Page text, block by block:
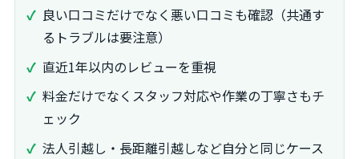
良い口コミだけでなく悪い口コミも確認（共通す
るトラブルは要注意）
直近1年以内のレビューを重視
料金だけでなくスタッフ対応や作業の丁寧さもチ
ェック
法人引越し・長距離引越しなど自分と同じケース